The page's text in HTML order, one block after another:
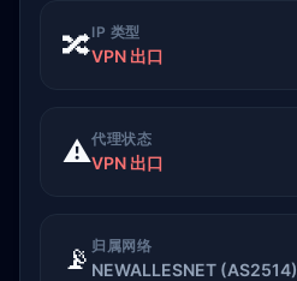
🔀IP 类型
VPN 出口
⚠️代理状态
VPN 出口
📡 归属网络
NEWALLESNET (AS2514)